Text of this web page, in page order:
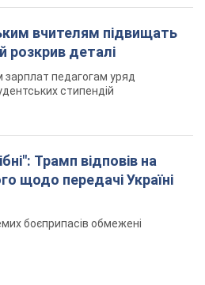
вчителям підвищать
розкрив деталі
педагогам уряд
стипендій
Трамп відповів на
щодо передачі Україні
боєприпасів обмежені